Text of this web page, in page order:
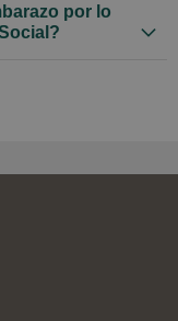
por lo
questions